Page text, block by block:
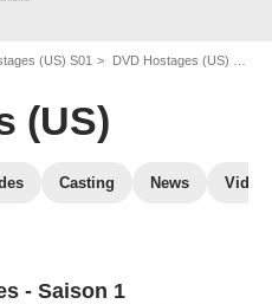
(US) S01 DVD Hostages (US) S01
(US)
Casting News
- Saison 1